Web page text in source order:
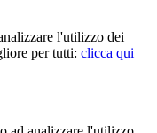
l'utilizzo dei
per tutti: clicca qui